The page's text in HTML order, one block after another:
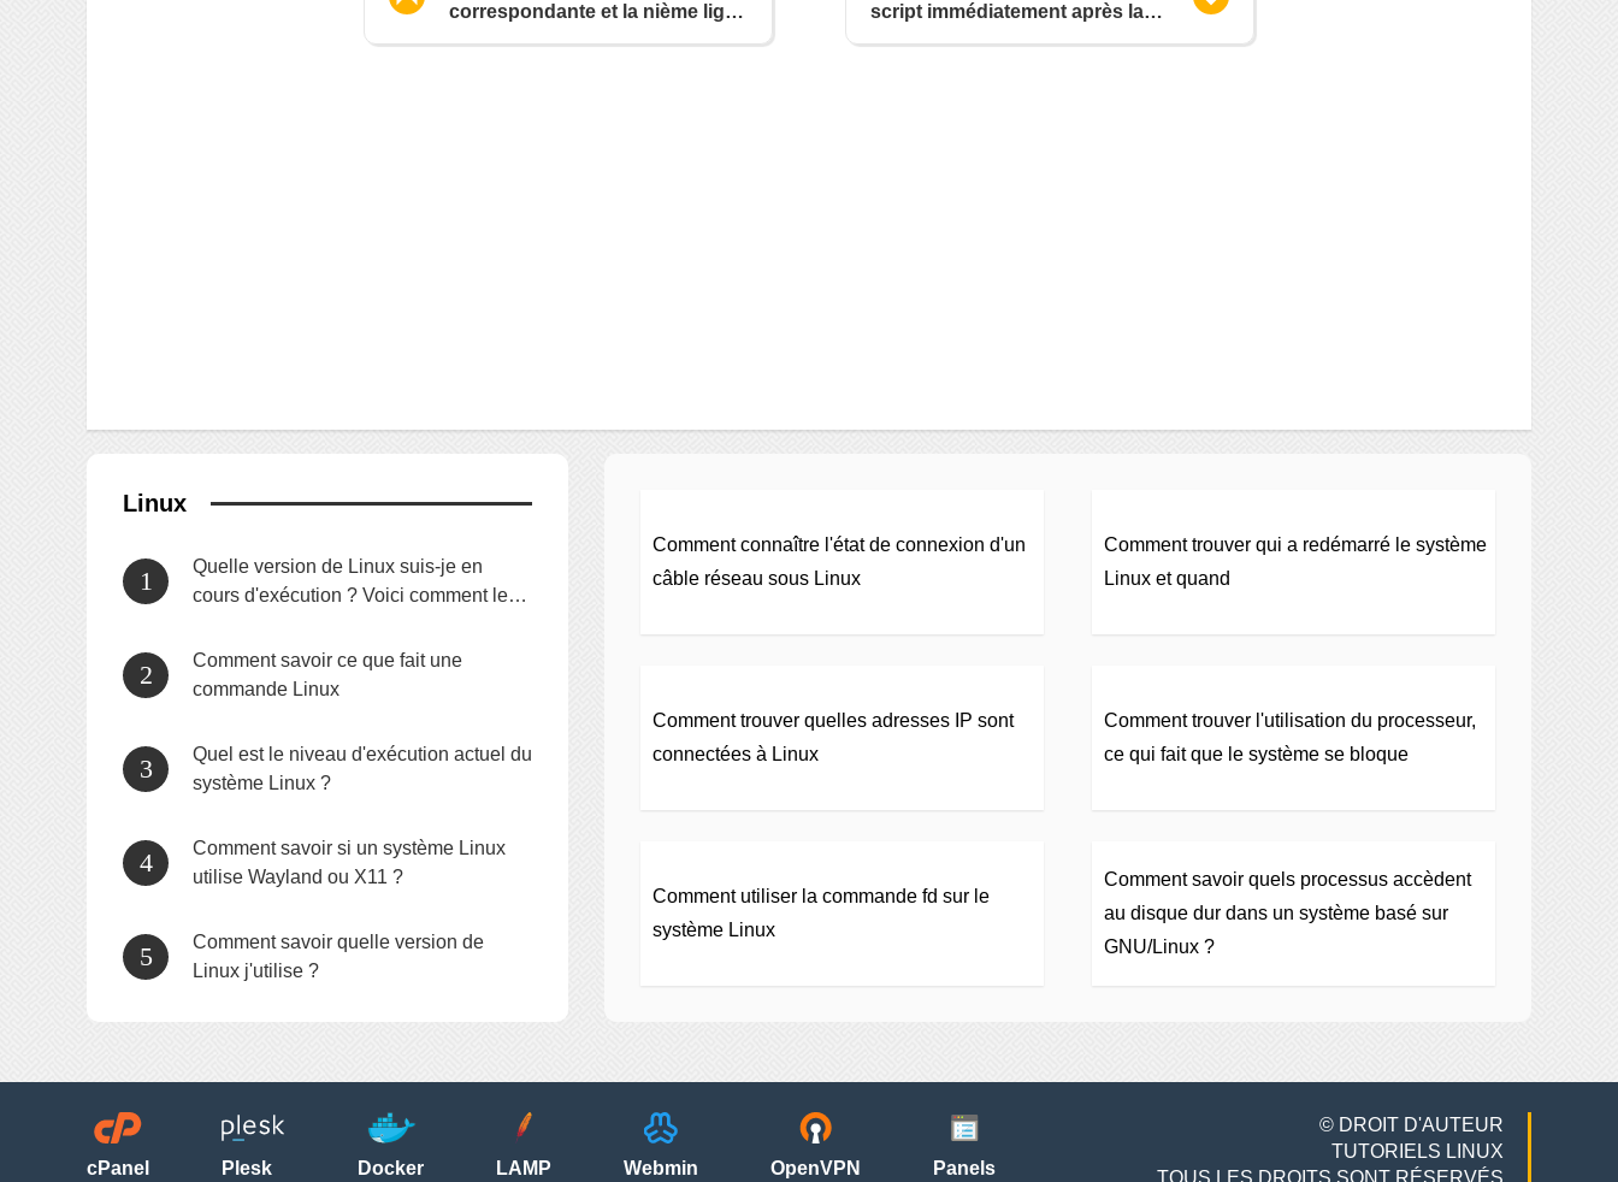
correspondante et la nième ligne
à partir de la ligne
script immédiatement après la
connexion via Ssh ?
Linux
Quelle version de Linux suis-je en
cours d'exécution ? Voici comment le
Comment savoir ce que fait une
commande Linux
Quel est le niveau d'exécution actuel du
système Linux ?
Comment savoir si un système Linux
utilise Wayland ou X11 ?
Comment savoir quelle version de
Linux j'utilise ?
Comment connaître l'état de connexion d'un
câble réseau sous Linux
Comment trouver qui a redémarré le système
Linux et quand
Comment trouver quelles adresses IP sont
connectées à Linux
Comment trouver l'utilisation du processeur,
ce qui fait que le système se bloque
Comment utiliser la commande fd sur le
système Linux
Comment savoir quels processus accèdent
au disque dur dans un système basé sur
GNU/Linux ?
cPanel Plesk Docker LAMP Webmin OpenVPN Panels
© DROIT D'AUTEUR
TUTORIELS LINUX
TOUS LES DROITS SONT RÉSERVÉS